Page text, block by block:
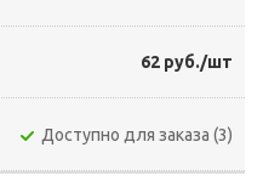
62 руб./шт
Доступно для заказа (3)